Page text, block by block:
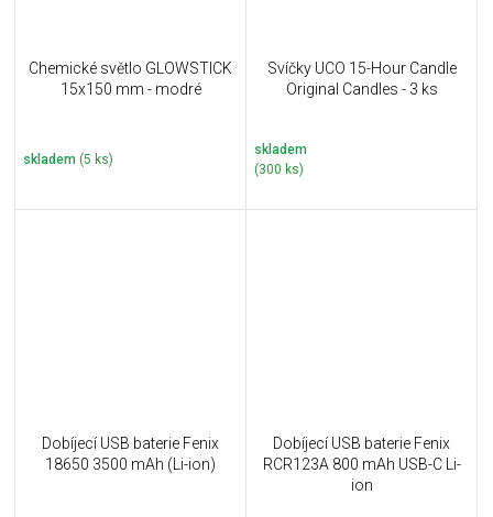
Chemické světlo GLOWSTICK
15x150 mm - modré
skladem (5 ks)
Svíčky UCO 15-Hour Candle
Original Candles - 3 ks
skladem
(300 ks)
Dobíjecí USB baterie Fenix
18650 3500 mAh (Li-ion)
Dobíjecí USB baterie Fenix
RCR123A 800 mAh USB-C Li-
ion